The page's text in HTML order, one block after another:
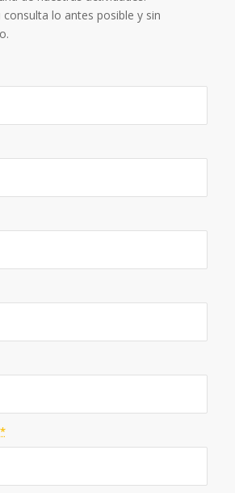
lo antes posible y sin
*